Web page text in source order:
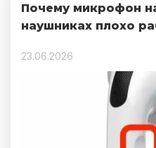
Почему микрофон
наушниках плохо
23.06.2026